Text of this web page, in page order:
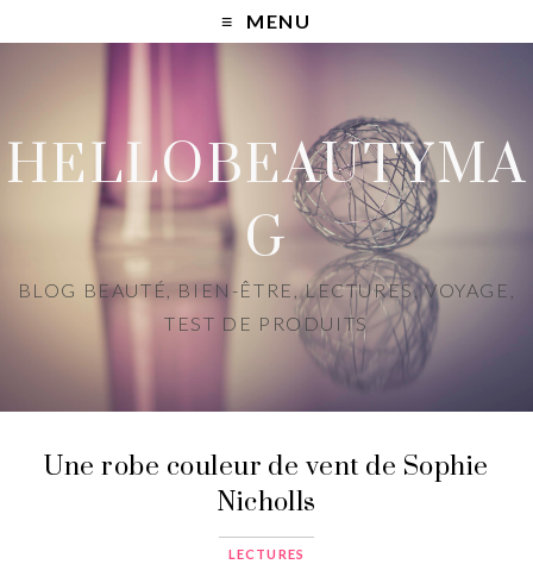
MENU
HELLOBEAUTYMA
G
BLOG BEAUTÉ, BIEN-ÊTRE, LECTURES, VOYAGE,
TEST DE PRODUITS
Une robe couleur de vent de Sophie
Nicholls
LECTURES